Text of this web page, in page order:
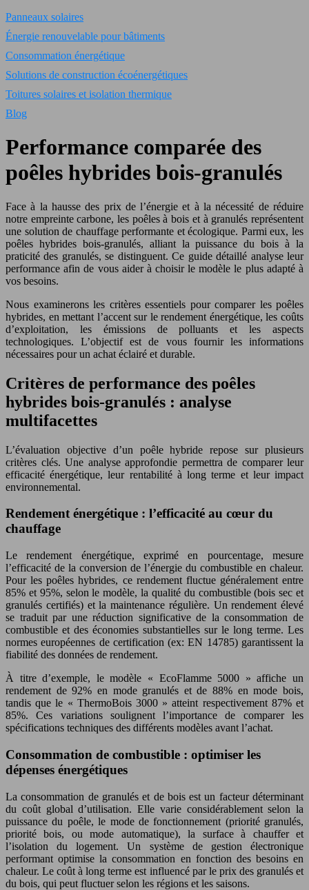
Panneaux solaires
Énergie renouvelable pour bâtiments
Consommation énergétique
Solutions de construction écoénergétiques
Toitures solaires et isolation thermique
Blog
Performance comparée des
poêles hybrides bois-granulés
Face à la hausse des prix de l’énergie et à la nécessité de réduire
notre empreinte carbone, les poêles à bois et à granulés représentent
une solution de chauffage performante et écologique. Parmi eux, les
poêles hybrides bois-granulés, alliant la puissance du bois à la
praticité des granulés, se distinguent. Ce guide détaillé analyse leur
performance afin de vous aider à choisir le modèle le plus adapté à
vos besoins.
Nous examinerons les critères essentiels pour comparer les poêles
hybrides, en mettant l’accent sur le rendement énergétique, les coûts
d’exploitation, les émissions de polluants et les aspects
technologiques. L’objectif est de vous fournir les informations
nécessaires pour un achat éclairé et durable.
Critères de performance des poêles
hybrides bois-granulés : analyse
multifacettes
L’évaluation objective d’un poêle hybride repose sur plusieurs
critères clés. Une analyse approfondie permettra de comparer leur
efficacité énergétique, leur rentabilité à long terme et leur impact
environnemental.
Rendement énergétique : l’efficacité au cœur du
chauffage
Le rendement énergétique, exprimé en pourcentage, mesure
l’efficacité de la conversion de l’énergie du combustible en chaleur.
Pour les poêles hybrides, ce rendement fluctue généralement entre
85% et 95%, selon le modèle, la qualité du combustible (bois sec et
granulés certifiés) et la maintenance régulière. Un rendement élevé
se traduit par une réduction significative de la consommation de
combustible et des économies substantielles sur le long terme. Les
normes européennes de certification (ex: EN 14785) garantissent la
fiabilité des données de rendement.
À titre d’exemple, le modèle « EcoFlamme 5000 » affiche un
rendement de 92% en mode granulés et de 88% en mode bois,
tandis que le « ThermoBois 3000 » atteint respectivement 87% et
85%. Ces variations soulignent l’importance de comparer les
spécifications techniques des différents modèles avant l’achat.
Consommation de combustible : optimiser les
dépenses énergétiques
La consommation de granulés et de bois est un facteur déterminant
du coût global d’utilisation. Elle varie considérablement selon la
puissance du poêle, le mode de fonctionnement (priorité granulés,
priorité bois, ou mode automatique), la surface à chauffer et
l’isolation du logement. Un système de gestion électronique
performant optimise la consommation en fonction des besoins en
chaleur. Le coût à long terme est influencé par le prix des granulés et
du bois, qui peut fluctuer selon les régions et les saisons.